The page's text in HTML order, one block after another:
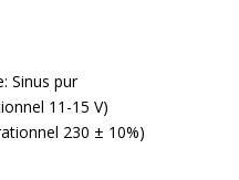
Sinus pur
11-15 V)
230 ± 10%)